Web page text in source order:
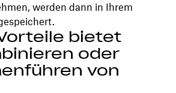
werden dann in Ihrem
bietet
oder
von